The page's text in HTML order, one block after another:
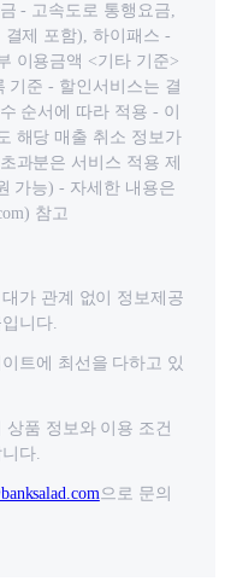
- 고속도로 통행요금,
제 포함), 하이패스 -
이용금액 <기타 기준>
기준 - 할인서비스는 결
순서에 따라 적용 - 이
해당 매출 취소 정보가
과분은 서비스 적용 제
가능) - 자세한 내용은
참고
가 관계 없이 정보제공
니다.
트에 최선을 다하고 있
품 정보와 이용 조건
다.
으로 문의